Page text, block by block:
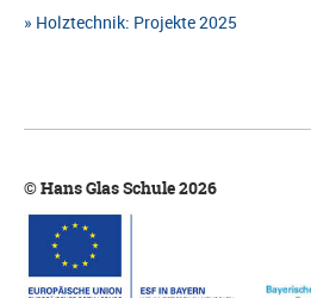
Holztechnik: Projekte 2025
© Hans Glas Schule 2026